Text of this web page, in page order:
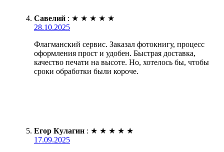
Савелий : ★ ★ ★ ★ ★
28.10.2025
Флагманский сервис. Заказал фотокнигу, процесс
оформления прост и удобен. Быстрая доставка,
качество печати на высоте. Но, хотелось бы, чтобы
сроки обработки были короче.
Егор Кулагин : ★ ★ ★ ★ ★
17.09.2025